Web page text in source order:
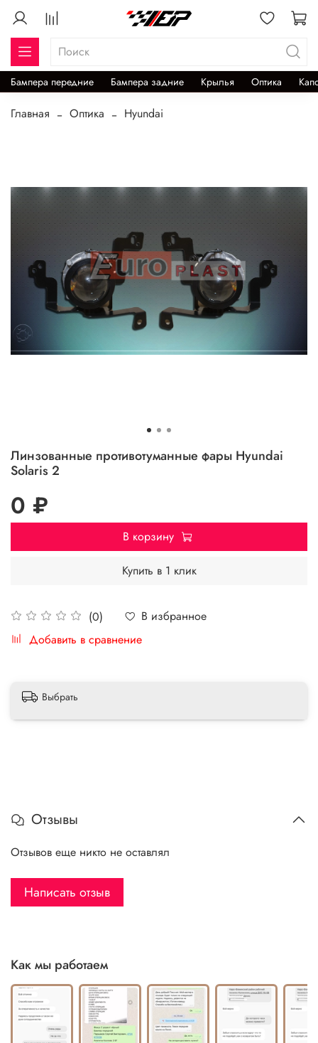
Бампера передние Бампера задние Крылья Оптика
Главная Оптика Hyundai
Линзованные противотуманные фары Hyundai
Solaris 2
(0)
В избранное
Добавить в сравнение
0 ₽
В корзину
Купить в 1 клик
Выбрать
Отзывы
Отзывов еще никто не оставлял
Написать отзыв
Как мы работаем